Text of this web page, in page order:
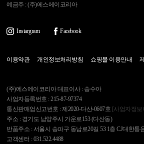
예금주 : (주)에스에이코리아
Instargram Facebook
이용약관 개인정보처리방침 쇼핑몰 이용안내
(주)에스에이코리아 대표이사 : 송수아
사업자등록번호 : 215-87-97374
통신판매업신고번호 : 제2020-다산-0607호 [사업자정보
주소 : 경기도 남양주시 가운로153 (다산동)
반품주소 : 서울시 송파구 동남로20길 53 1층 CJ대한통
고객센터 : 031.522.4488